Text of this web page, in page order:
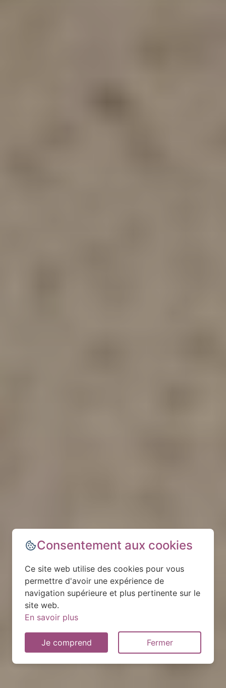
Consentement aux cookies
Ce site web utilise des cookies pour vous
permettre d'avoir une expérience de
navigation supérieure et plus pertinente sur le
site web.
En savoir plus
Je comprend Fermer